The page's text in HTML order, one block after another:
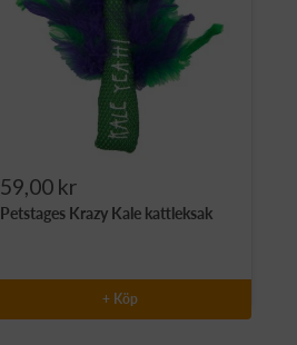
Rea-
pris
59,00 kr
Petstages Krazy Kale kattleksak
+ Köp